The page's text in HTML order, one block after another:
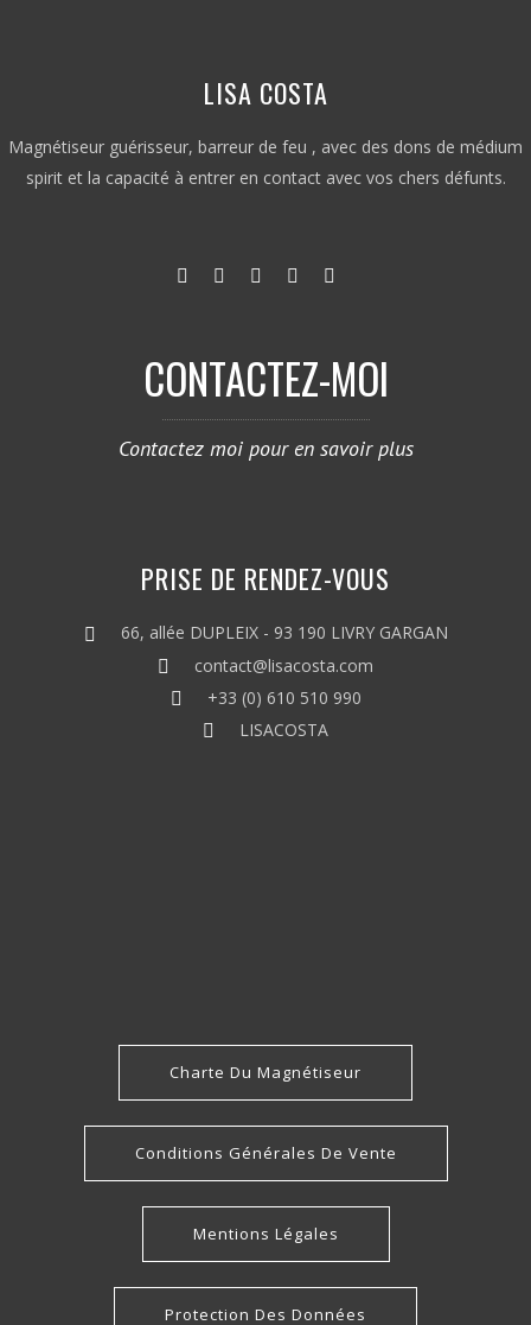
LISA COSTA
Magnétiseur guérisseur, barreur de feu , avec des dons de médium
spirit et la capacité à entrer en contact avec vos chers défunts.
CONTACTEZ-MOI
Contactez moi pour en savoir plus
PRISE DE RENDEZ-VOUS
66, allée DUPLEIX - 93 190 LIVRY GARGAN
contact@lisacosta.com
+33 (0) 610 510 990
LISACOSTA
Charte Du Magnétiseur
Conditions Générales De Vente
Mentions Légales
Protection Des Données